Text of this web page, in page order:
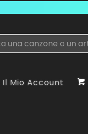
Il Mio Account